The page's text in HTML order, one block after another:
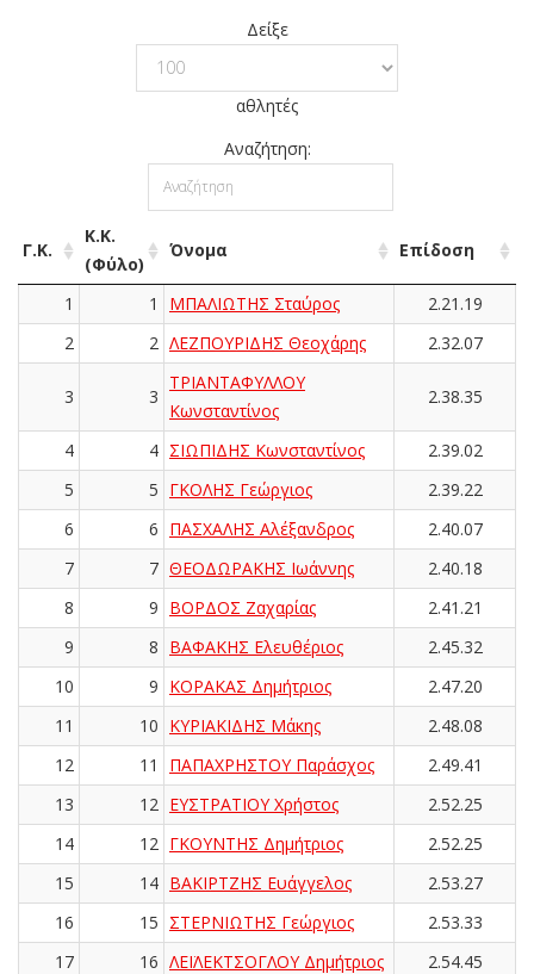
Δείξε
αθλητές
Αναζήτηση:
Γ.Κ.
Κ.Κ.
(Φύλο)
Όνομα Επίδοση
1 1 ΜΠΑΛΙΩΤΗΣ Σταύρος
2.21.19
2
2 ΛΕΖΠΟΥΡΙΔΗΣ Θεοχάρης 2.32.07
3 3
ΤΡΙΑΝΤΑΦΥΛΛΟΥ
Κωνσταντίνος
2.38.35
4 4 ΣΙΩΠΙΔΗΣ Κωνσταντίνος
2.39.02
5
5 ΓΚΟΛΗΣ Γεώργιος
2.39.22
6
6 ΠΑΣΧΑΛΗΣ Αλέξανδρος
2.40.07
7
7 ΘΕΟΔΩΡΑΚΗΣ Ιωάννης
2.40.18
8
9 ΒΟΡΔΟΣ Ζαχαρίας
2.41.21
9
8 ΒΑΦΑΚΗΣ Ελευθέριος
2.45.32
10
9 ΚΟΡΑΚΑΣ Δημήτριος
2.47.20
11
10 ΚΥΡΙΑΚΙΔΗΣ Μάκης
2.48.08
12
11 ΠΑΠΑΧΡΗΣΤΟΥ Παράσχος
2.49.41
13
12 ΕΥΣΤΡΑΤΙΟΥ Χρήστος
2.52.25
14
12 ΓΚΟΥΝΤΗΣ Δημήτριος
2.52.25
15
14 ΒΑΚΙΡΤΖΗΣ Ευάγγελος
2.53.27
16
15 ΣΤΕΡΝΙΩΤΗΣ Γεώργιος
2.53.33
17
16 ΛΕΪΛΕΚΤΣΟΓΛΟΥ Δημήτριος
2.54.45